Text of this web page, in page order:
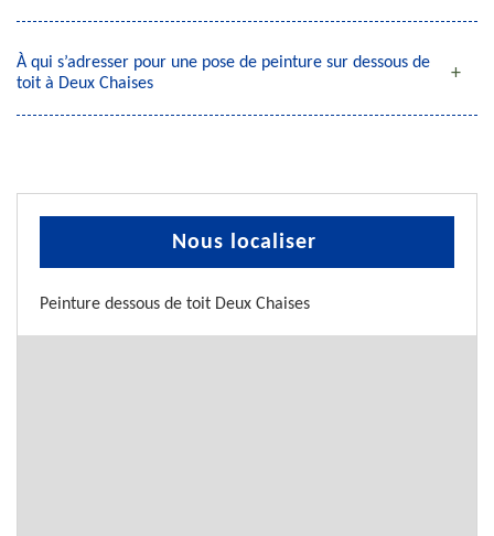
À qui s’adresser pour une pose de peinture sur dessous de
toit à Deux Chaises
Nous localiser
Peinture dessous de toit Deux Chaises